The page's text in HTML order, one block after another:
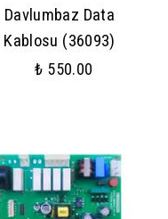
Davlumbaz Data
Kablosu (36093)
₺ 550.00